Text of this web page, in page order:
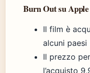
Burn Out su
Il film è
alcuni paesi
Il prezzo
l’acquisto